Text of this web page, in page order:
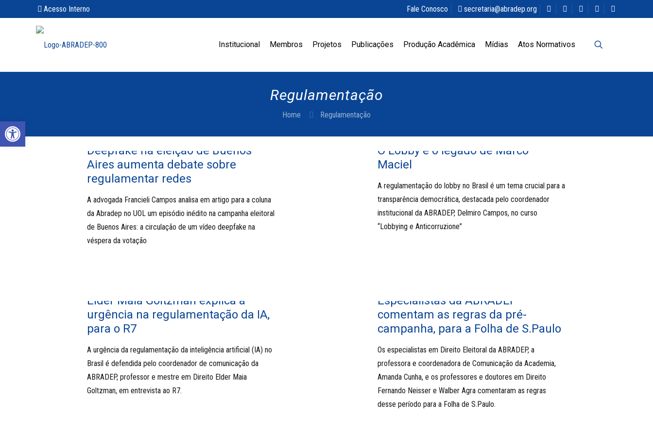
Acesso Interno Fale Conosco secretaria@abradep.org
Institucional Membros Projetos Publicações Produção Acadêmica Mídias Atos Normativos
Regulamentação
Home Regulamentação
Deepfake na eleição de Buenos
Aires aumenta debate sobre
regulamentar redes
A advogada Francieli Campos analisa em artigo para a coluna
da Abradep no UOL um episódio inédito na campanha eleitoral
de Buenos Aires: a circulação de um vídeo deepfake na
véspera da votação
O Lobby e o legado de Marco
Maciel
A regulamentação do lobby no Brasil é um tema crucial para a
transparência democrática, destacada pelo coordenador
institucional da ABRADEP, Delmiro Campos, no curso
“Lobbying e Anticorruzione”
Elder Maia Goltzman explica a
urgência na regulamentação da IA,
para o R7
A urgência da regulamentação da inteligência artificial (IA) no
Brasil é defendida pelo coordenador de comunicação da
ABRADEP, professor e mestre em Direito Elder Maia
Goltzman, em entrevista ao R7.
Especialistas da ABRADEP
comentam as regras da pré-
campanha, para a Folha de S.Paulo
Os especialistas em Direito Eleitoral da ABRADEP, a
professora e coordenadora de Comunicação da Academia,
Amanda Cunha, e os professores e doutores em Direito
Fernando Neisser e Walber Agra comentaram as regras
desse período para a Folha de S.Paulo.
Abrir a barra de ferramentas